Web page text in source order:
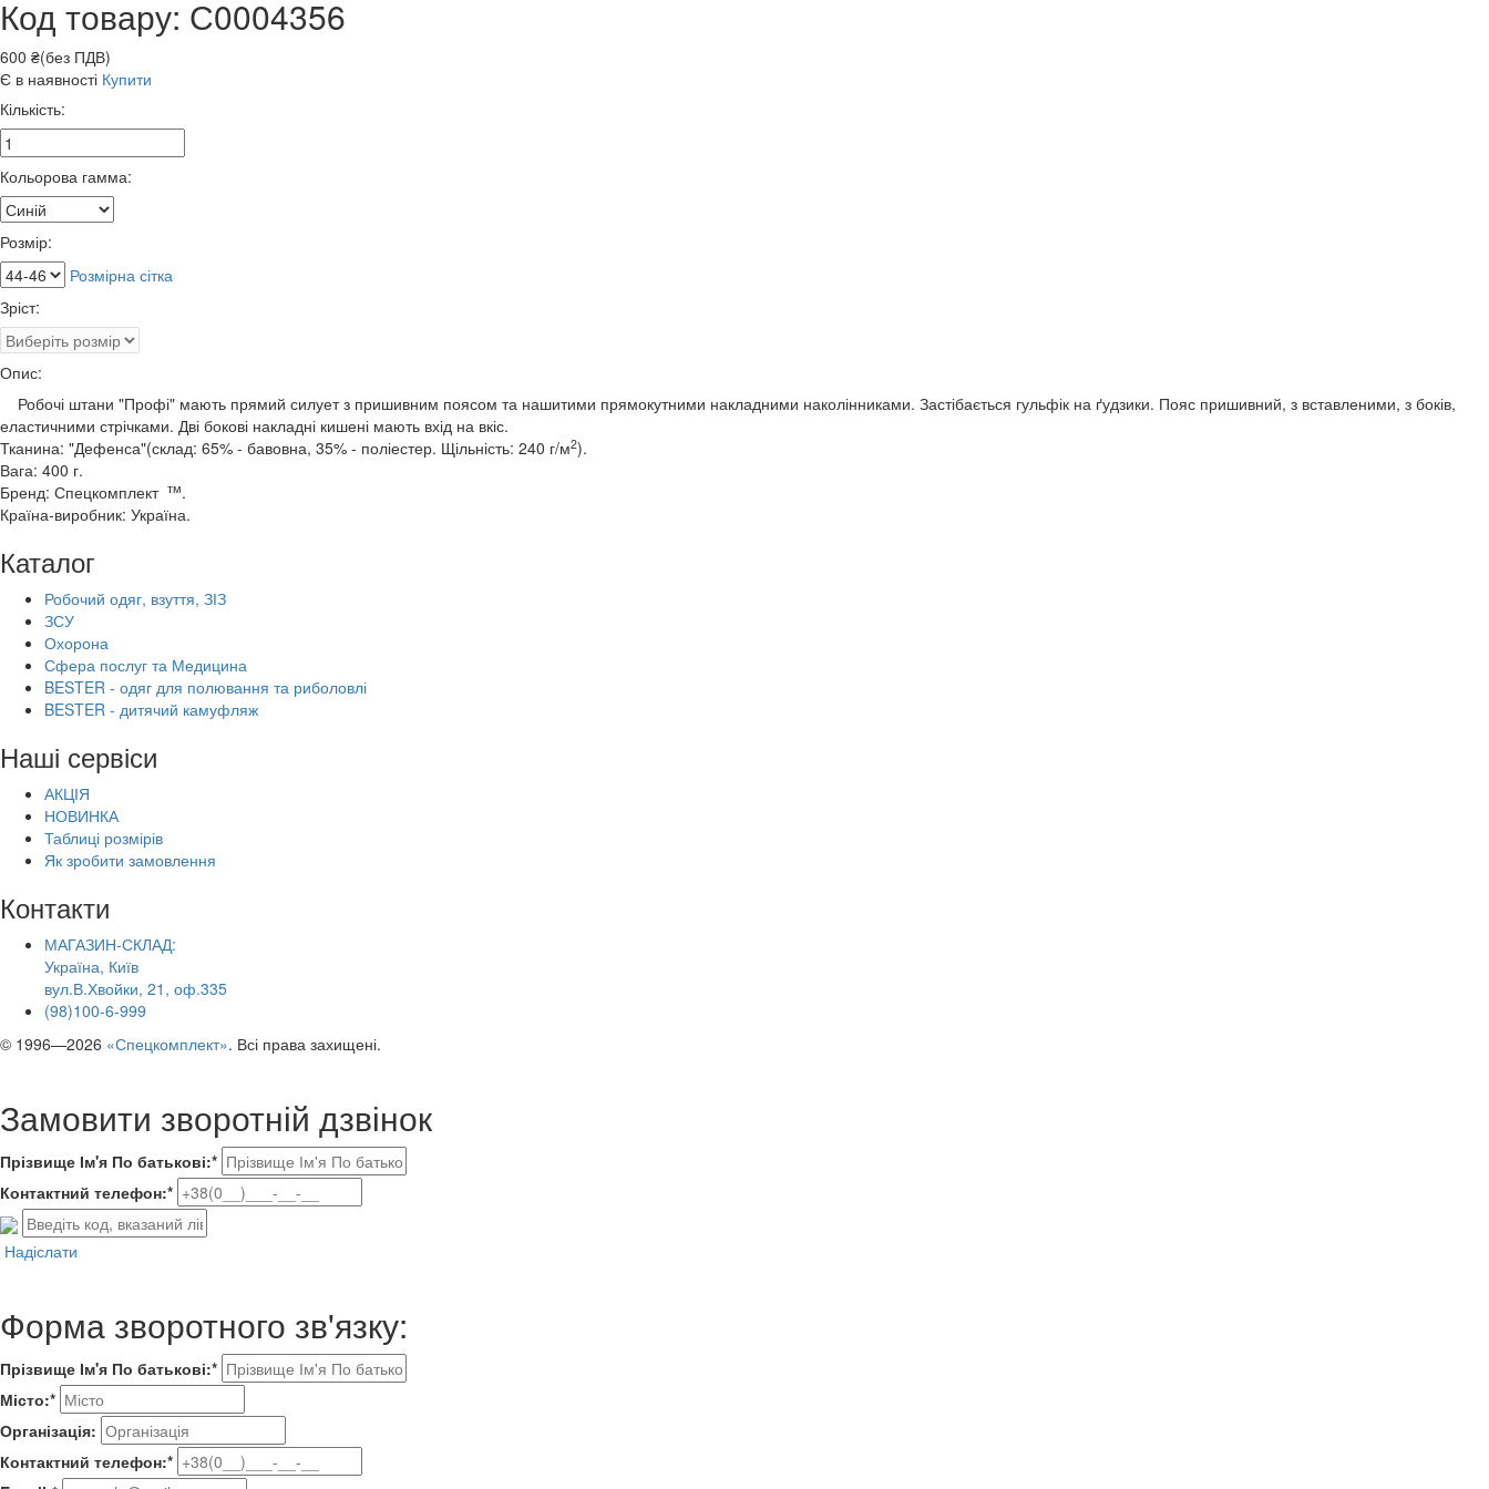
Код товару: С0004356
600 ₴(без ПДВ)
Є в наявності Купити
Кількість:
Кольорова гамма:
Розмір:
Розмірна сітка
Зріст:
Опис:
Робочі штани "Профі" мають прямий силует з пришивним поясом та нашитими прямокутними накладними наколінниками. Застібається гульфік на ґудзики. Пояс пришивний, з вставленими, з боків,
еластичними стрічками. Дві бокові накладні кишені мають вхід на вкіс.
Тканина: "Дефенса"(склад: 65% - бавовна, 35% - поліестер. Щільність: 240 г/м2).
Вага: 400 г.
Бренд: Спецкомплект тм.
Країна-виробник: Україна.
Каталог
Робочий одяг, взуття, ЗІЗ
ЗСУ
Охорона
Сфера послуг та Медицина
BESTER - одяг для полювання та риболовлі
BESTER - дитячий камуфляж
Наші сервіси
АКЦІЯ
НОВИНКА
Таблиці розмірів
Як зробити замовлення
Контакти
МАГАЗИН-СКЛАД:
Україна, Київ
вул.В.Хвойки, 21, оф.335
(98)100-6-999
© 1996—2026 «Спецкомплект». Всі права захищені.
Замовити зворотній дзвінок
Прізвище Ім'я По батькові:*
Контактний телефон:*
Надіслати
Форма зворотного зв'язку:
Прізвище Ім'я По батькові:*
Місто:*
Організація:
Контактний телефон:*